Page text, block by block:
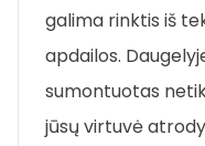
galima rinktis iš
apdailos.
sumontuotas
jūsų virtuvė